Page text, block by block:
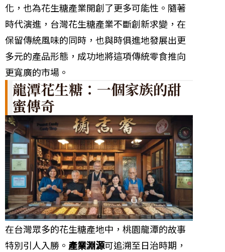
化，也為花生糖產業開創了更多可能性。隨著
時代演進，台灣花生糖產業不斷創新求變，在
保留傳統風味的同時，也與時俱進地發展出更
多元的產品形態，成功地將這項傳統零食推向
更寬廣的市場。
龍潭花生糖：一個家族的甜
蜜傳奇
在台灣眾多的花生糖產地中，桃園龍潭的故事
特別引人入勝。 產業淵源可追溯至日治時期，